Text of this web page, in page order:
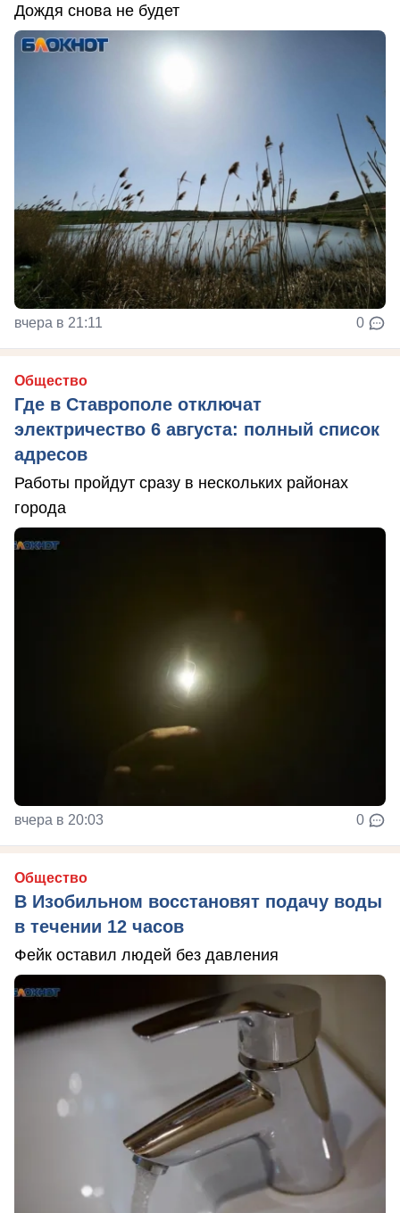
Дождя снова не будет
вчера в 21:11 0
Общество
Где в Ставрополе отключат
электричество 6 августа: полный список
адресов
Работы пройдут сразу в нескольких районах
города
вчера в 20:03 0
Общество
В Изобильном восстановят подачу воды
в течении 12 часов
Фейк оставил людей без давления